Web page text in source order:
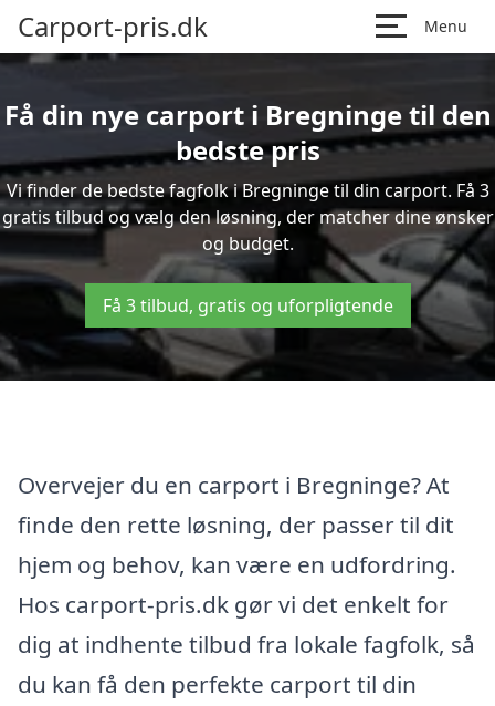
Carport-pris.dk Menu
Få din nye carport i Bregninge til den
bedste pris
Vi finder de bedste fagfolk i Bregninge til din carport. Få 3
gratis tilbud og vælg den løsning, der matcher dine ønsker
og budget.
Få 3 tilbud, gratis og uforpligtende
Overvejer du en carport i Bregninge? At
finde den rette løsning, der passer til dit
hjem og behov, kan være en udfordring.
Hos carport-pris.dk gør vi det enkelt for
dig at indhente tilbud fra lokale fagfolk, så
du kan få den perfekte carport til din